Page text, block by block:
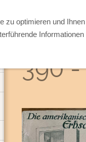
390 -
zu optimieren und